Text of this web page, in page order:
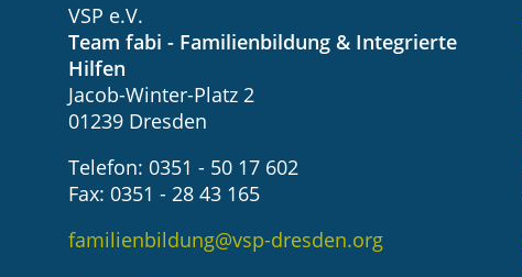
VSP e.V.
Team fabi - Familienbildung & Integrierte
Hilfen
Jacob-Winter-Platz 2
01239 Dresden
Telefon: 0351 - 50 17 602
Fax: 0351 - 28 43 165
familienbildung@vsp-dresden.org